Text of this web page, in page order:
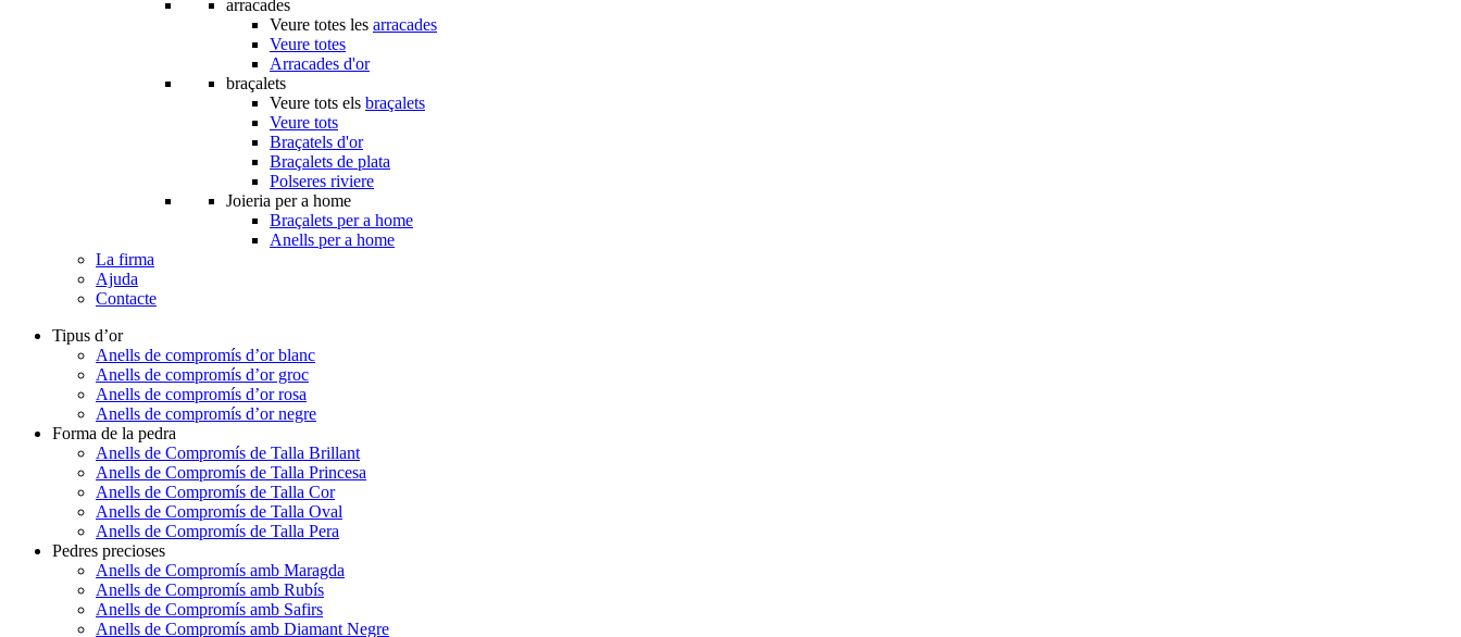
arracades
Veure totes les arracades
Veure totes
Arracades d'or
braçalets
Veure tots els braçalets
Veure tots
Braçatels d'or
Braçalets de plata
Polseres riviere
Joieria per a home
Braçalets per a home
Anells per a home
La firma
Ajuda
Contacte
Tipus d’or
Anells de compromís d’or blanc
Anells de compromís d’or groc
Anells de compromís d’or rosa
Anells de compromís d’or negre
Forma de la pedra
Anells de Compromís de Talla Brillant
Anells de Compromís de Talla Princesa
Anells de Compromís de Talla Cor
Anells de Compromís de Talla Oval
Anells de Compromís de Talla Pera
Pedres precioses
Anells de Compromís amb Maragda
Anells de Compromís amb Rubís
Anells de Compromís amb Safirs
Anells de Compromís amb Diamant Negre